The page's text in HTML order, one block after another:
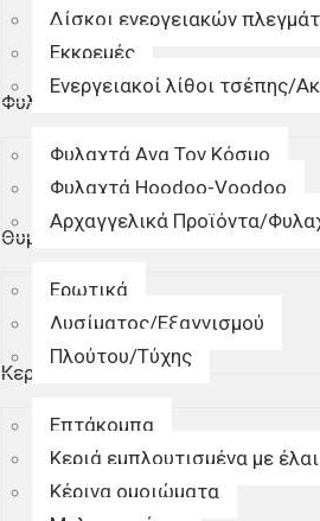
Δίσκοι ενεργειακών
Εκκρεμές
Ενεργειακοί λίθοι τσέπης/
Φυλαχτά
Φυλαχτά Ανα Τον Κόσμο
Φυλαχτά Hoodoo-Voodoo
Αρχαγγελικά Προϊόντα/
Θυμιάματα/Μπουχούρια
Ερωτικά
Λυσίματος/Εξαγνισμού
Πλούτου/Τύχης
Κεριά
Επτάκομπα
Κεριά εμπλουτισμένα με
Κέρινα ομοιώματα